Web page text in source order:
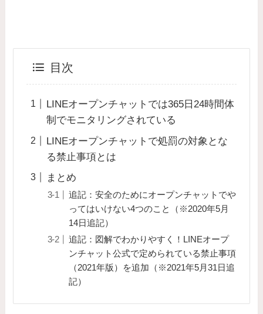
目次
LINEオープンチャットでは365日24時間体
制でモニタリングされている
LINEオープンチャットで処罰の対象とな
る禁止事項とは
まとめ
追記：安全のためにオープンチャットでや
ってはいけない4つのこと（※2020年5月
14日追記）
追記：図解でわかりやすく！LINEオープ
ンチャット公式で定められている禁止事項
（2021年版）を追加（※2021年5月31日追
記）